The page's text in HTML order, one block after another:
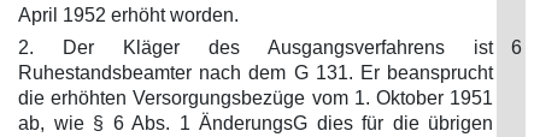
April 1952 erhöht worden.
2. Der Kläger des Ausgangsverfahrens ist
Ruhestandsbeamter nach dem G 131. Er beansprucht
die erhöhten Versorgungsbezüge vom 1. Oktober 1951
ab, wie § 6 Abs. 1 ÄnderungsG dies für die übrigen
6